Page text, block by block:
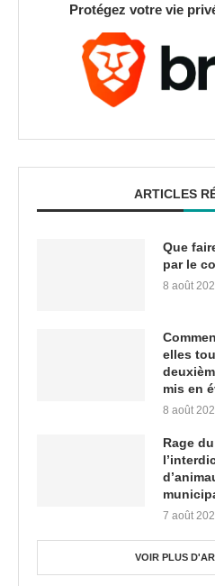
Protégez votre vie
ARTICLES
Que
par le
8 août
elles
mis en
8 août
Rage
7 août
VOIR PLUS